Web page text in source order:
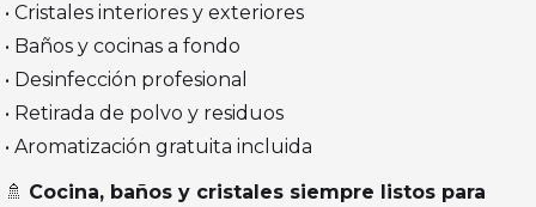
• Cristales interiores y exteriores
• Baños y cocinas a fondo
• Desinfección profesional
• Retirada de polvo y residuos
• Aromatización gratuita incluida
🚿 Cocina, baños y cristales siempre listos para